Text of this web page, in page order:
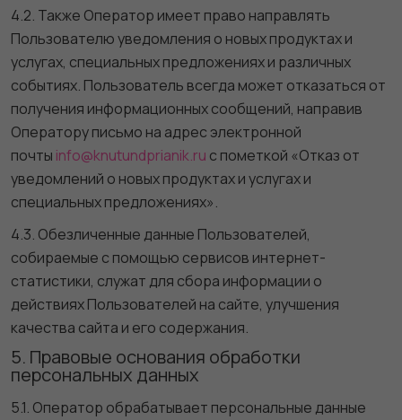
4.2. Также Оператор имеет право направлять
Пользователю уведомления о новых продуктах и
услугах, специальных предложениях и различных
событиях. Пользователь всегда может отказаться от
получения информационных сообщений, направив
Оператору письмо на адрес электронной
почты info@knutundprianik.ru с пометкой «Отказ от
уведомлений о новых продуктах и услугах и
специальных предложениях».
4.3. Обезличенные данные Пользователей,
собираемые с помощью сервисов интернет-
статистики, служат для сбора информации о
действиях Пользователей на сайте, улучшения
качества сайта и его содержания.
5. Правовые основания обработки
персональных данных
5.1. Оператор обрабатывает персональные данные